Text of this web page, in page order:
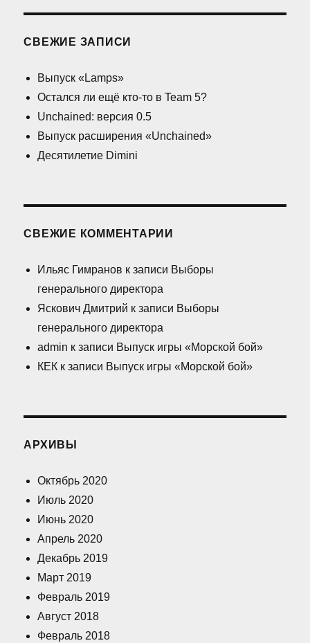
СВЕЖИЕ ЗАПИСИ
Выпуск «Lamps»
Остался ли ещё кто-то в Team 5?
Unchained: версия 0.5
Выпуск расширения «Unchained»
Десятилетие Dimini
СВЕЖИЕ КОММЕНТАРИИ
Ильяс Гимранов к записи Выборы
генерального директора
Яскович Дмитрий к записи Выборы
генерального директора
admin к записи Выпуск игры «Морской бой»
КЕК к записи Выпуск игры «Морской бой»
АРХИВЫ
Октябрь 2020
Июль 2020
Июнь 2020
Апрель 2020
Декабрь 2019
Март 2019
Февраль 2019
Август 2018
Февраль 2018